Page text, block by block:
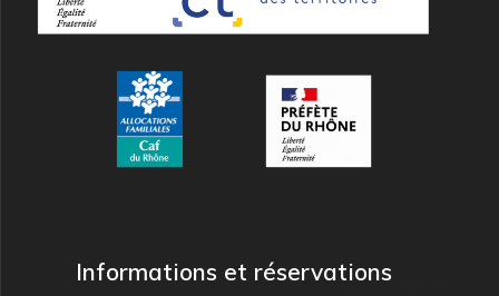
Informations et réservations